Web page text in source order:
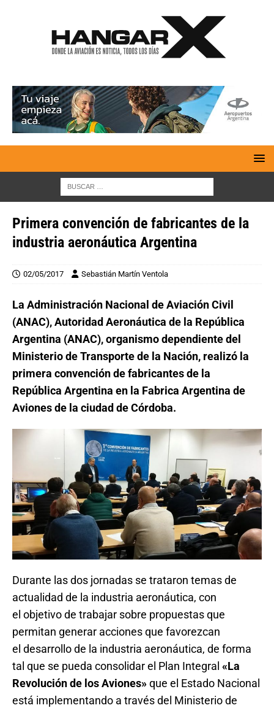
Primera convención de fabricantes de la
industria aeronáutica Argentina
02/05/2017 Sebastián Martín Ventola
La Administración Nacional de Aviación Civil
(ANAC), Autoridad Aeronáutica de la República
Argentina (ANAC), organismo dependiente del
Ministerio de Transporte de la Nación, realizó la
primera convención de fabricantes de la
República Argentina en la Fabrica Argentina de
Aviones de la ciudad de Córdoba.
Durante las dos jornadas se trataron temas de
actualidad de la industria aeronáutica, con
el objetivo de trabajar sobre propuestas que
permitan generar acciones que favorezcan
el desarrollo de la industria aeronáutica, de forma
tal que se pueda consolidar el Plan Integral «La
Revolución de los Aviones»que el Estado Nacional
está implementando a través del Ministerio de